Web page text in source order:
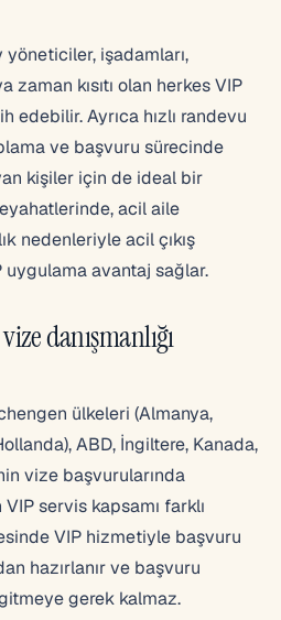
yöneticiler, işadamları,
zaman kısıtı olan herkes VIP
edebilir. Ayrıca hızlı randevu
ve başvuru sürecinde
kişiler için de ideal bir
acil aile
nedenleriyle acil çıkış
avantaj sağlar.
danışmanlığı
ülkeleri (Almanya,
ABD, İngiltere, Kanada,
vize başvurularında
servis kapsamı farklı
VIP hizmetiyle başvuru
hazırlanır ve başvuru
gerek kalmaz.